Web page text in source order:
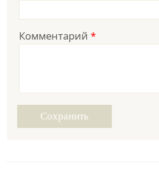
Комментарий *